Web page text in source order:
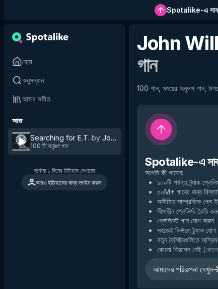
Spotalike-এ
হোম
অনুসন্ধান
আমার সঙ্গীত
আজ
Searching for E.T. by John Williams
100 টি অনুরূপ গান
সর্বোচ্চ ১ দিনের ইতিহাস দেখাচ্ছে
আরও ইতিহাসের জন্য লগইন করুন
John
গান
100 গান, সময়ের অনুরূপ গান,
Spotalike-এ
আপনি কী পাবেন:
১০০টি পর্যন্ত ট্র্যাক
৫০M+ গানের জন্য
অসীমিত সাম্প্রতিক প্লে
সীমাহীন প্লেলিস্ট তৈরি
প্লেলিস্টে গান যোগ করুন
সহজেই কিউতে ট্র্যাক
নতুন বৈশিষ্ট্যগুলিতে
কোনো বিজ্ঞাপন নেই (
আমাদের পরিকল্পনা দেখুন